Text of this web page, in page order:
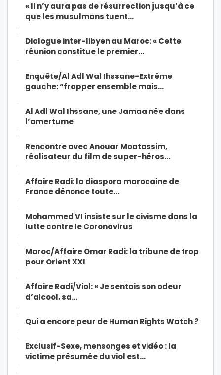
« Il n’y aura pas de résurrection jusqu’à ce
que les musulmans tuent…
Dialogue inter-libyen au Maroc: « Cette
réunion constitue le premier…
Enquête/Al Adl Wal Ihssane-Extrême
gauche: “frapper ensemble mais…
Al Adl Wal Ihssane, une Jamaa née dans
l’amertume
Rencontre avec Anouar Moatassim,
réalisateur du film de super-héros…
Affaire Radi: la diaspora marocaine de
France dénonce toute…
Mohammed VI insiste sur le civisme dans la
lutte contre le Coronavirus
Maroc/Affaire Omar Radi: la tribune de trop
pour Orient XXI
Affaire Radi/Viol: « Je sentais son odeur
d’alcool, sa…
Qui a encore peur de Human Rights Watch ?
Exclusif-Sexe, mensonges et vidéo : la
victime présumée du viol est…